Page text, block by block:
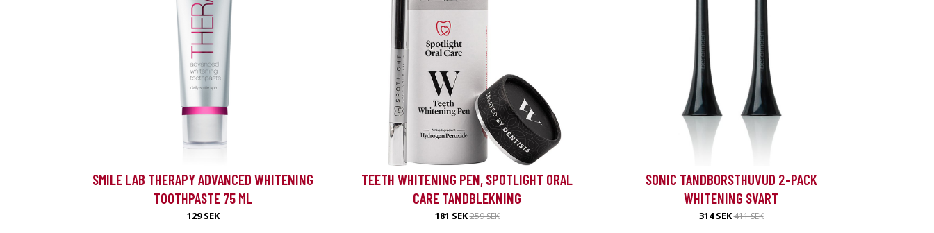
SMILE LAB THERAPY ADVANCED WHITENING
TOOTHPASTE 75 ML
129 SEK
TEETH WHITENING PEN, SPOTLIGHT ORAL
CARE TANDBLEKNING
181 SEK259 SEK
SONIC TANDBORSTHUVUD 2-PACK
WHITENING SVART
314 SEK411 SEK